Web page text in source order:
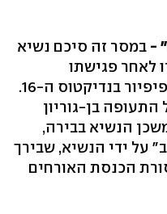
- במסר זה סיכם נשיא
לאחר פגישתו
אחר-הצהריים (יום ב') עם האפיפיור בנדיקטוס ה-16.
התעופה בן-גוריון
הנשיא בבירה,
על ידי הנשיא, שבירך
הכנסת האורחים